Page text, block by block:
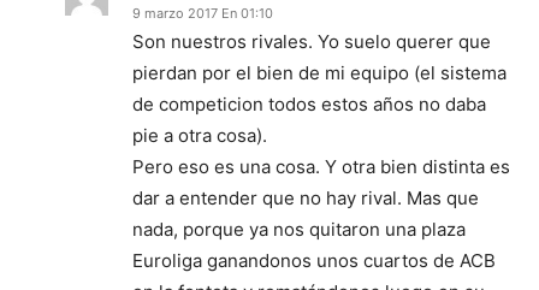
9 marzo 2017 En 01:10
Son nuestros rivales. Yo suelo querer que
pierdan por el bien de mi equipo (el sistema
de competicion todos estos años no daba
pie a otra cosa).
Pero eso es una cosa. Y otra bien distinta es
dar a entender que no hay rival. Mas que
nada, porque ya nos quitaron una plaza
Euroliga ganandonos unos cuartos de ACB